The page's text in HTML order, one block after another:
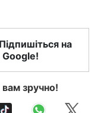
на
Google!
зручно!